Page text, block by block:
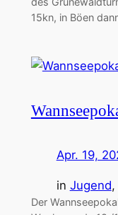
15kn, in Böen
Apr. 19,
in Jugend,
Der